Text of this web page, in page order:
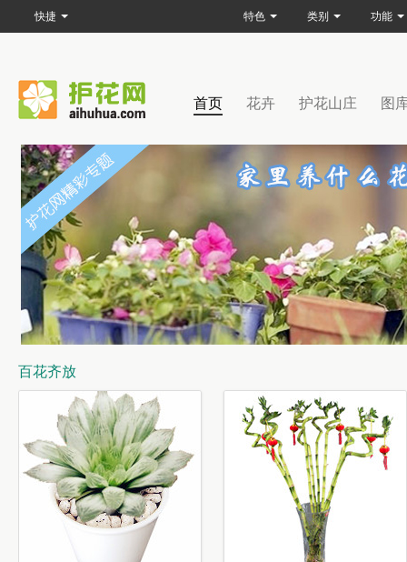
首页 花卉 护花山庄 图
百花齐放
快捷 特色 类别 功能